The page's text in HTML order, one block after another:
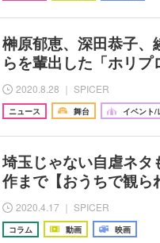
榊原郁恵、深田恭子
らを輩出した「ホリ
2020.8.28 ｜ SPICER
ニュース 舞台 イベント/
埼玉じゃない自虐ネ
作まで【おうちで観
2020.4.17 ｜ SPICER
コラム 動画 映画